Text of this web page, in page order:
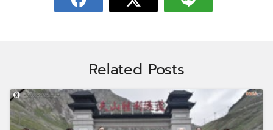
Related Posts